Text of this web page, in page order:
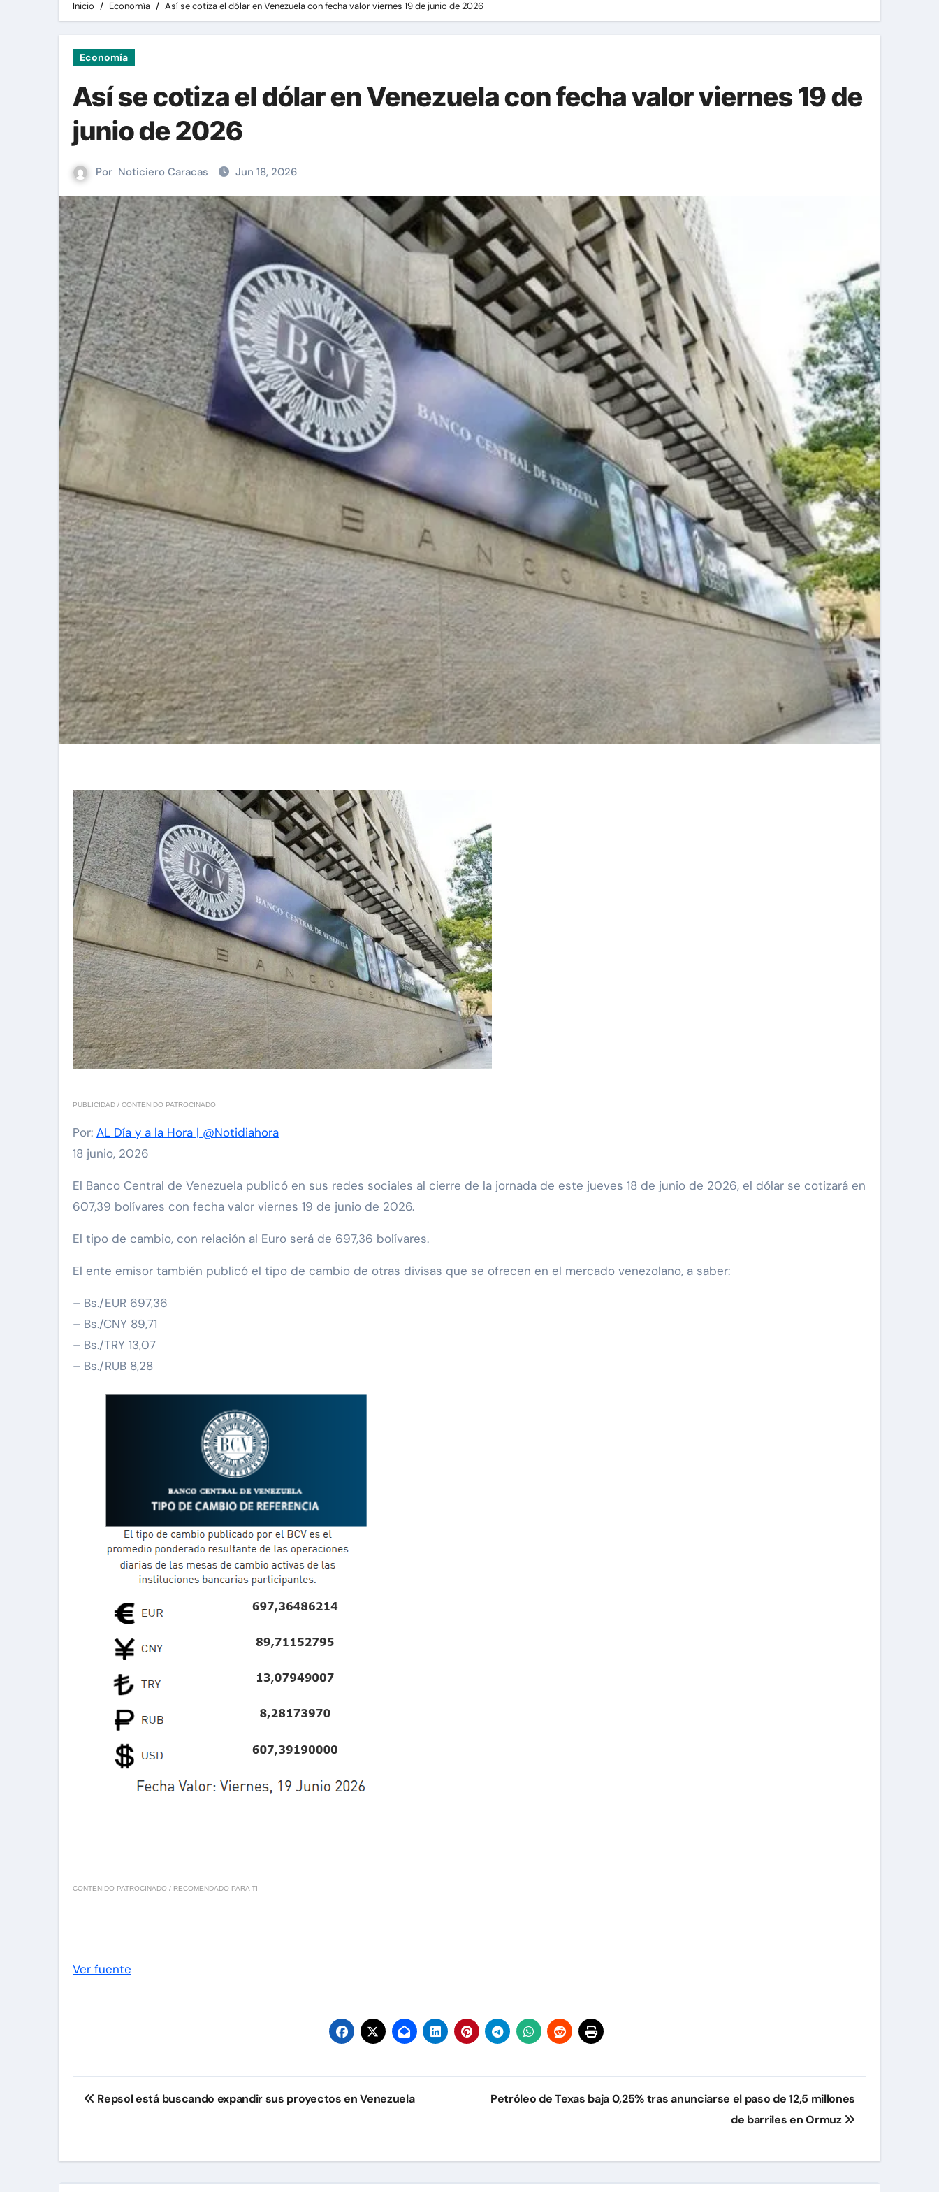
Inicio Economía Así se cotiza el dólar en Venezuela con fecha valor viernes 19 de junio de 2026
Economía
Así se cotiza el dólar en Venezuela con fecha valor viernes 19 de
junio de 2026
Por Noticiero Caracas Jun 18, 2026
PUBLICIDAD / CONTENIDO PATROCINADO
Por: AL Día y a la Hora | @Notidiahora
18 junio, 2026
El Banco Central de Venezuela publicó en sus redes sociales al cierre de la jornada de este jueves 18 de junio de 2026, el dólar se cotizará en
607,39 bolívares con fecha valor viernes 19 de junio de 2026.
El tipo de cambio, con relación al Euro será de 697,36 bolívares.
El ente emisor también publicó el tipo de cambio de otras divisas que se ofrecen en el mercado venezolano, a saber:
– Bs./EUR 697,36
– Bs./CNY 89,71
– Bs./TRY 13,07
– Bs./RUB 8,28
CONTENIDO PATROCINADO / RECOMENDADO PARA TI
Ver fuente
Navegación
Repsol está buscando expandir sus proyectos en Venezuela
Petróleo de Texas baja 0,25% tras anunciarse el paso de 12,5 millones
de barriles en Ormuz